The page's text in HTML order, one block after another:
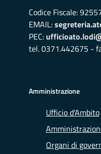
Codice Fiscale:
EMAIL:
PEC:
tel. 0371.442675 -
Amministrazione
Ufficio d'Ambito
Organi di